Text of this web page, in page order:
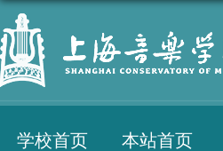
学校首页 本站首页